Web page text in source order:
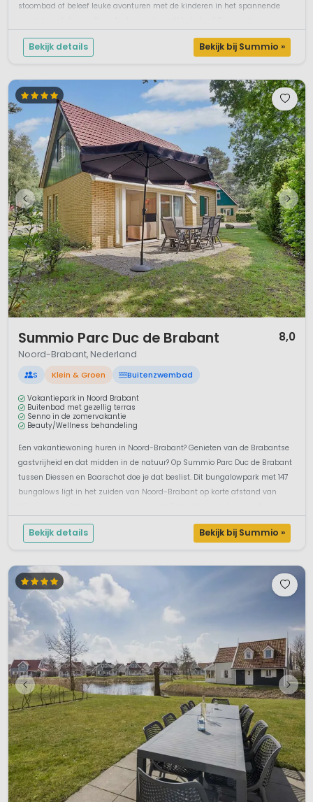
stoombad of beleef leuke avonturen met de kinderen in het spannende
Bekijk details Bekijk bij Summio »
Summio Parc Duc de Brabant 8,0
Noord-Brabant, Nederland
S Klein & Groen Buitenzwembad
Vakantiepark in Noord Brabant
Buitenbad met gezellig terras
Senno in de zomervakantie
Beauty/Wellness behandeling
Een vakantiewoning huren in Noord-Brabant? Genieten van de Brabantse
gastvrijheid en dat midden in de natuur? Op Summio Parc Duc de Brabant
tussen Diessen en Baarschot doe je dat beslist. Dit bungalowpark met 147
bungalows ligt in het zuiden van Noord-Brabant op korte afstand van
Bekijk details Bekijk bij Summio »